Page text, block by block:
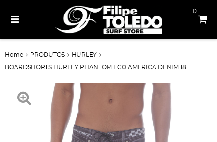
0
Home PRODUTOS HURLEY
BOARDSHORTS HURLEY PHANTOM ECO AMERICA DENIM 18